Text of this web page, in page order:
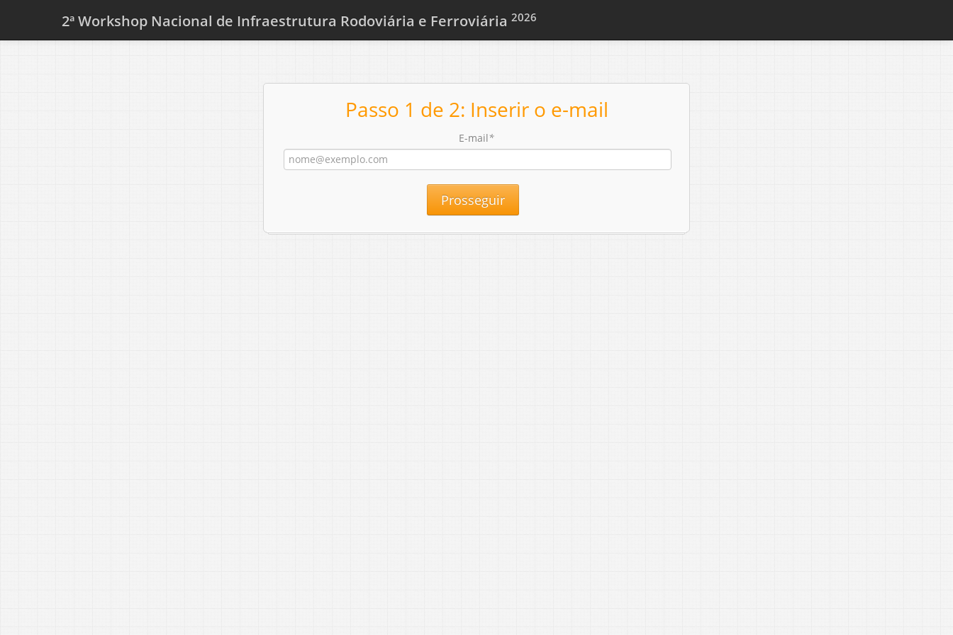
2ª Workshop Nacional de Infraestrutura Rodoviária e Ferroviária 2026
Passo 1 de 2: Inserir o e-mail
E-mail*
Prosseguir